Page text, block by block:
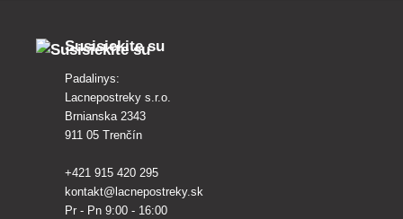
Susisiekite su
Padalinys:
Lacnepostreky s.r.o.
Brnianska 2343
911 05 Trenčín
+421 915 420 295
kontakt@lacnepostreky.sk
Pr - Pn 9:00 - 16:00